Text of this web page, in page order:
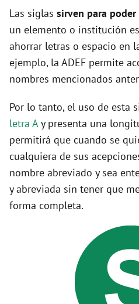
Las siglas sirven para
un elemento o institución
ahorrar letras o espacio en
ejemplo, la ADEF permite
nombres mencionados
Por lo tanto, el uso de esta
letra Ay presenta una
permitirá que cuando se
cualquiera de sus
nombre abreviado y sea
y abreviada sin tener que
forma completa.